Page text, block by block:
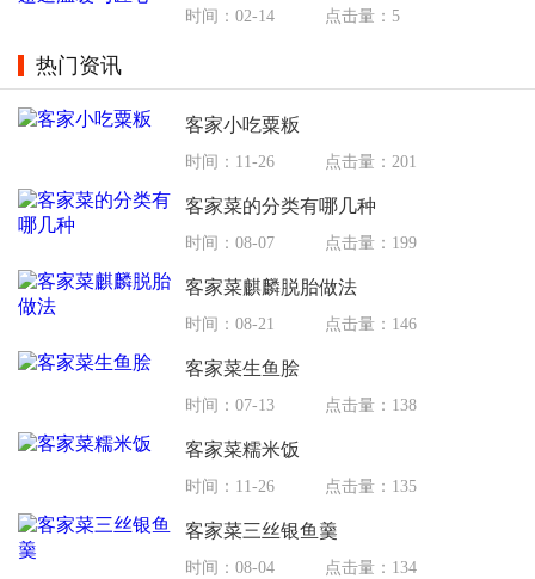
时间：02-14 点击量：5
热门资讯
客家小吃粟粄
时间：11-26 点击量：201
客家菜的分类有哪几种
时间：08-07 点击量：199
客家菜麒麟脱胎做法
时间：08-21 点击量：146
客家菜生鱼脍
时间：07-13 点击量：138
客家菜糯米饭
时间：11-26 点击量：135
客家菜三丝银鱼羹
时间：08-04 点击量：134